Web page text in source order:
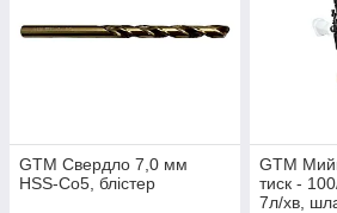
GTM Свердло 7,0 мм
HSS-Co5, блістер
GTM
тиск -
7л/хв,